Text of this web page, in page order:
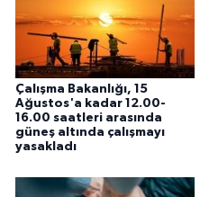
Çalışma Bakanlığı, 15
Ağustos'a kadar 12.00-
16.00 saatleri arasında
güneş altında çalışmayı
yasakladı